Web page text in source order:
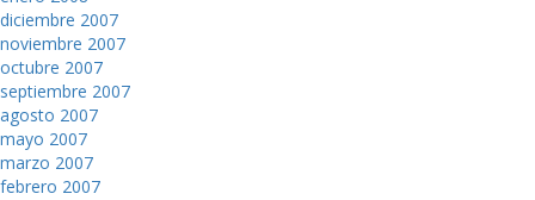
diciembre 2007
noviembre 2007
octubre 2007
septiembre 2007
agosto 2007
mayo 2007
marzo 2007
febrero 2007